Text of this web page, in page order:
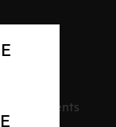
soins
événements